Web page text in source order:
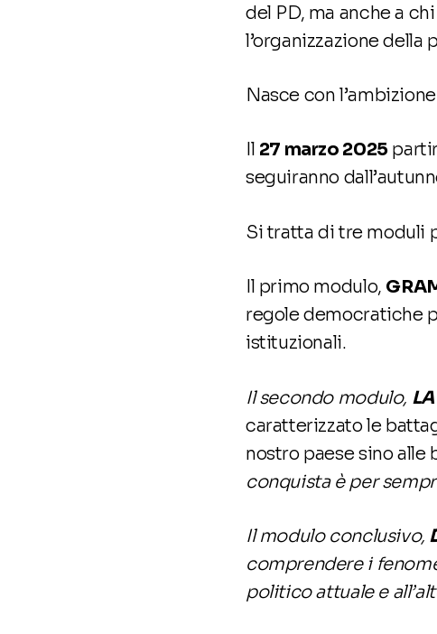
del PD, ma anche a
l’organizzazione della
Nasce con
Il 27 marzo 2025
seguiranno
Si tratta di tre moduli
Il primo modulo,
regole democratiche
istituzionali.
Il secondo modulo,
caratterizzato le
nostro paese sino alle
conquista è per
Il modulo conclusivo,
comprendere i
politico attuale e